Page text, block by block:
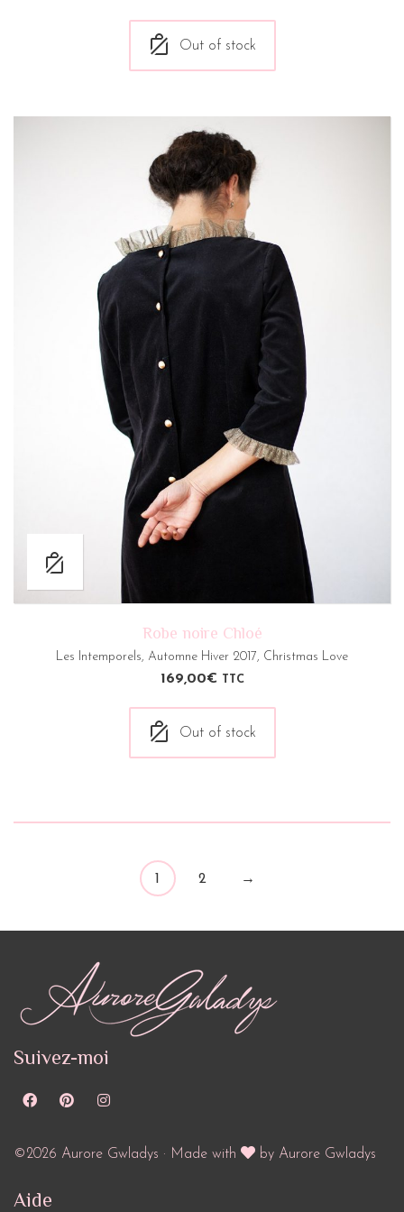
Out of stock
Robe noire Chloé
Les Intemporels, Automne Hiver 2017, Christmas Love
169,00€ TTC
Out of stock
1 2 →
Suivez-moi
©2026 Aurore Gwladys · Made with by Aurore Gwladys
Aide